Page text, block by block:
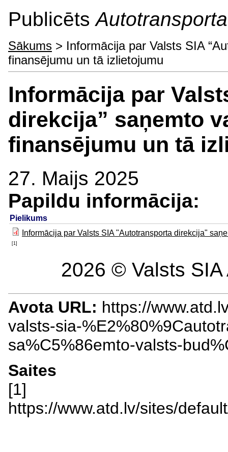
Publicēts
Sākums > Informācija par Valsts SIA
finansējumu un tā izlietojumu
Informācija par
direkcija” saņemto
finansējumu un tā
27. Maijs 2025
Papildu informācija:
Pielikums
Informācija par Valsts SIA "Autotransporta direkcija"
[1]
2026 © Valsts
Avota URL: https://
valsts-sia-
sa%C5%86emto-valsts-
Saites
[1]
https://www.atd.lv/sites/